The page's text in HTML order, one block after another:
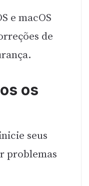
e macOS
de
os
seus
problemas